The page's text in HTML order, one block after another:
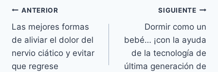
Navegación
de
entradas
ANTERIOR
Las mejores formas
de aliviar el dolor del
nervio ciático y evitar
que regrese
SIGUIENTE
Dormir como un
bebé… ¡con la ayuda
de la tecnología de
última generación de